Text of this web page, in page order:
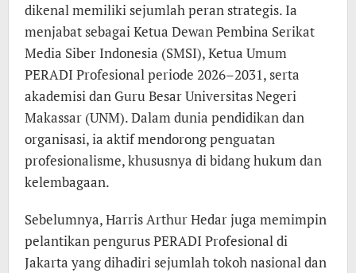
dikenal memiliki sejumlah peran strategis. Ia
menjabat sebagai Ketua Dewan Pembina Serikat
Media Siber Indonesia (SMSI), Ketua Umum
PERADI Profesional periode 2026–2031, serta
akademisi dan Guru Besar Universitas Negeri
Makassar (UNM). Dalam dunia pendidikan dan
organisasi, ia aktif mendorong penguatan
profesionalisme, khususnya di bidang hukum dan
kelembagaan.
Sebelumnya, Harris Arthur Hedar juga memimpin
pelantikan pengurus PERADI Profesional di
Jakarta yang dihadiri sejumlah tokoh nasional dan